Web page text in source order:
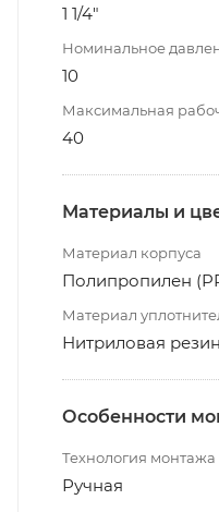
1 1/4"
Номинальное
10
Максимальная
40
Материалы и
Материал корпуса
Полипропилен
Материал
Нитриловая
Особенности
Технология монтажа
Ручная